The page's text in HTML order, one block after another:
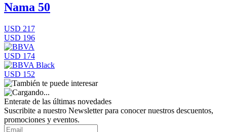
Nama 50
USD 217
USD 196
USD 174
USD 152
Enterate de las últimas novedades
Suscribite a nuestro Newsletter para conocer nuestros descuentos,
promociones y eventos.